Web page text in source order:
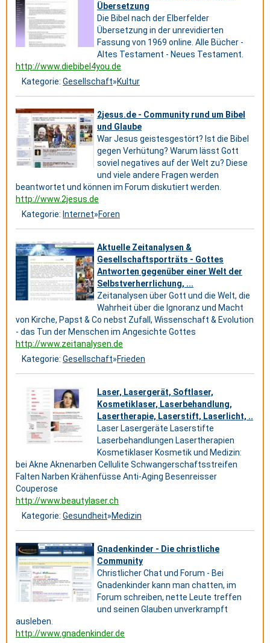
Übersetzung
Die Bibel nach der Elberfelder
Übersetzung in der unrevidierten
Fassung von 1969 online. Alle Bücher -
Altes Testament - Neues Testament.
http://www.diebibel4you.de
Kategorie: Gesellschaft»Kultur
2jesus.de - Community rund um Bibel
und Glaube
War Jesus geistesgestört? Ist die Bibel
gegen Verhütung? Warum lässt Gott
soviel negatives auf der Welt zu? Diese
und viele andere Fragen werden
beantwortet und können im Forum diskutiert werden.
http://www.2jesus.de
Kategorie: Internet»Foren
Aktuelle Zeitanalysen &
Gesellschaftsporträts - Gottes
Antworten gegenüber einer Welt der
Selbstverherrlichung, ...
Zeitanalysen über Gott und die Welt, die
Wahrheit über die Ignoranz und Macht
von Kirche, Papst & Co nebst Zufall, Wissenschaft & Evolution
- das Tun der Menschen im Angesichte Gottes
http://www.zeitanalysen.de
Kategorie: Gesellschaft»Frieden
Laser, Lasergerät, Softlaser,
Kosmetiklaser, Laserbehandlung,
Lasertherapie, Laserstift, Laserlicht, ..
Laser Lasergeräte Laserstifte
Laserbehandlungen Lasertherapien
Kosmetiklaser Kosmetik und Medizin:
bei Akne Aknenarben Cellulite Schwangerschaftsstreifen
Falten Narben Krähenfüsse Anti-Aging Besenreisser
Couperose
http://www.beautylaser.ch
Kategorie: Gesundheit»Medizin
Gnadenkinder - Die christliche
Community
Christlicher Chat und Forum - Bei
Gnadenkinder kann man chatten, im
Forum schreiben, nette Leute treffen
und seinen Glauben unverkrampft
ausleben.
http://www.gnadenkinder.de